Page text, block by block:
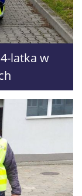
latka w